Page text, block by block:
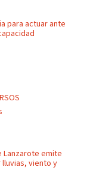
para actuar ante
Lanzarote emite
viento y